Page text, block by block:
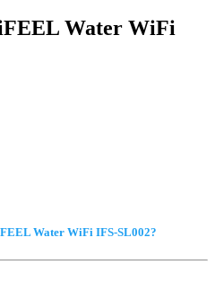
Water WiFi
Water WiFi IFS-SL002?